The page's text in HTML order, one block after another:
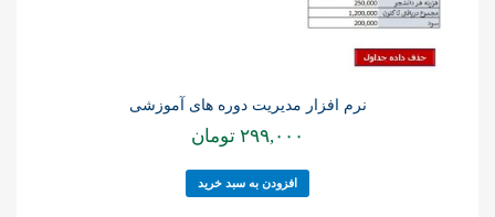
نرم افزار مدیریت دوره های آموزشی
۲۹۹,۰۰۰ تومان
افزودن به سبد خرید